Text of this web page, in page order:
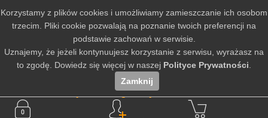
Nie jesteś zalogowany
Korzystamy z plików cookies i umożliwiamy zamieszczanie ich osobom
trzecim. Pliki cookie pozwalają na poznanie twoich preferencji na
podstawie zachowań w serwisie.
Uznajemy, że jeżeli kontynuujesz korzystanie z serwisu, wyrażasz na
to zgodę. Dowiedz się więcej w naszej Polityce Prywatności
Zamknij